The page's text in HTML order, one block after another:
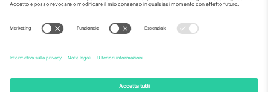
Ticombo Italia
Mimi Balkanska 132, 1540, Sofia,
base alla località, all'evento e/o al dominio. Per i dettagli controlla la
pagina specifica dell'evento, l'impronta e i termini.,